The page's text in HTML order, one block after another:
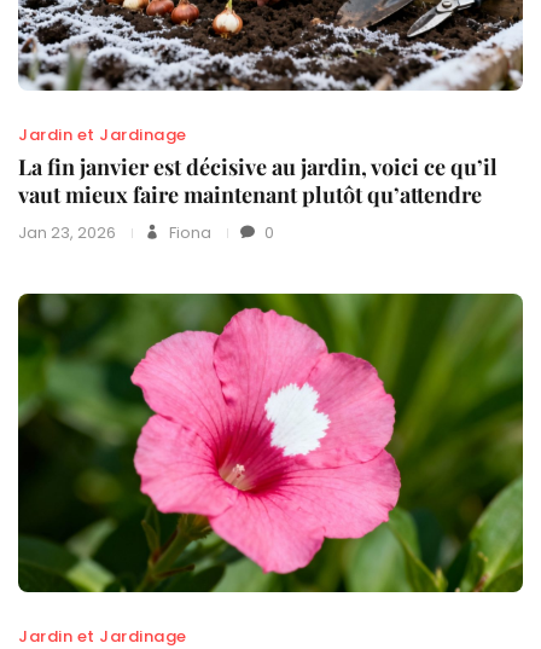
Jardin et Jardinage
La fin janvier est décisive au jardin, voici ce qu’il
vaut mieux faire maintenant plutôt qu’attendre
Jan 23, 2026 Fiona 0
Jardin et Jardinage